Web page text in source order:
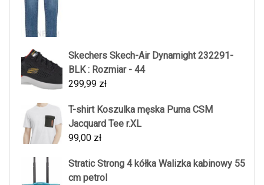
Skechers Skech-Air Dynamight 232291-
BLK : Rozmiar - 44
299,99 zł
T-shirt Koszulka męska Puma CSM
Jacquard Tee r.XL
99,00 zł
Stratic Strong 4 kółka Walizka kabinowy 55
cm petrol